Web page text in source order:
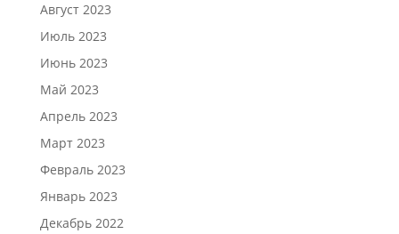
Август 2023
Июль 2023
Июнь 2023
Май 2023
Апрель 2023
Март 2023
Февраль 2023
Январь 2023
Декабрь 2022